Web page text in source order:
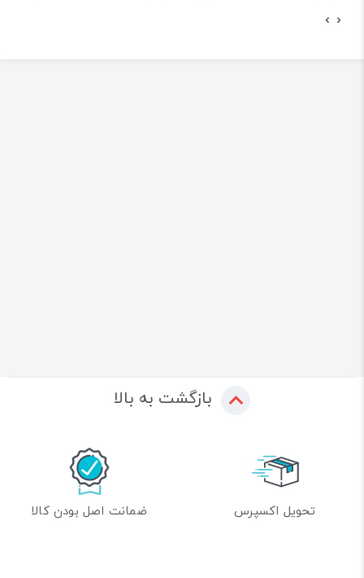
بازگشت به بالا
تحویل اکسپرس ضمانت اصل بودن کالا